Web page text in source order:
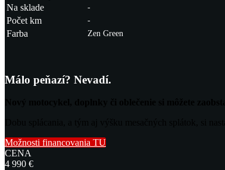
Na sklade -
Počet km -
Farba Zen Green
Málo peňazí? Nevadí.
Možnosti financovania TU
CENA
4 990 €